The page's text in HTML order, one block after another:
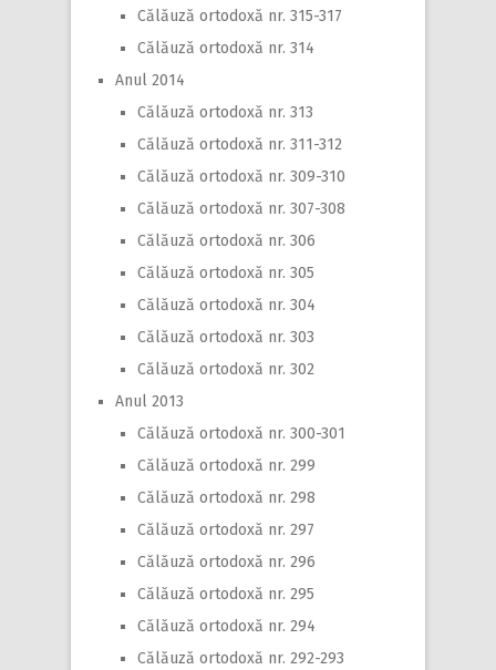
Călăuză ortodoxă nr. 315-317
Călăuză ortodoxă nr. 314
Anul 2014
Călăuză ortodoxă nr. 313
Călăuză ortodoxă nr. 311-312
Călăuză ortodoxă nr. 309-310
Călăuză ortodoxă nr. 307-308
Călăuză ortodoxă nr. 306
Călăuză ortodoxă nr. 305
Călăuză ortodoxă nr. 304
Călăuză ortodoxă nr. 303
Călăuză ortodoxă nr. 302
Anul 2013
Călăuză ortodoxă nr. 300-301
Călăuză ortodoxă nr. 299
Călăuză ortodoxă nr. 298
Călăuză ortodoxă nr. 297
Călăuză ortodoxă nr. 296
Călăuză ortodoxă nr. 295
Călăuză ortodoxă nr. 294
Călăuză ortodoxă nr. 292-293